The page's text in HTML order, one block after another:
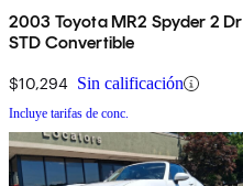
2003 Toyota MR2 Spyder 2 Dr
STD Convertible
$10,294 Sin calificación
Incluye tarifas de conc.